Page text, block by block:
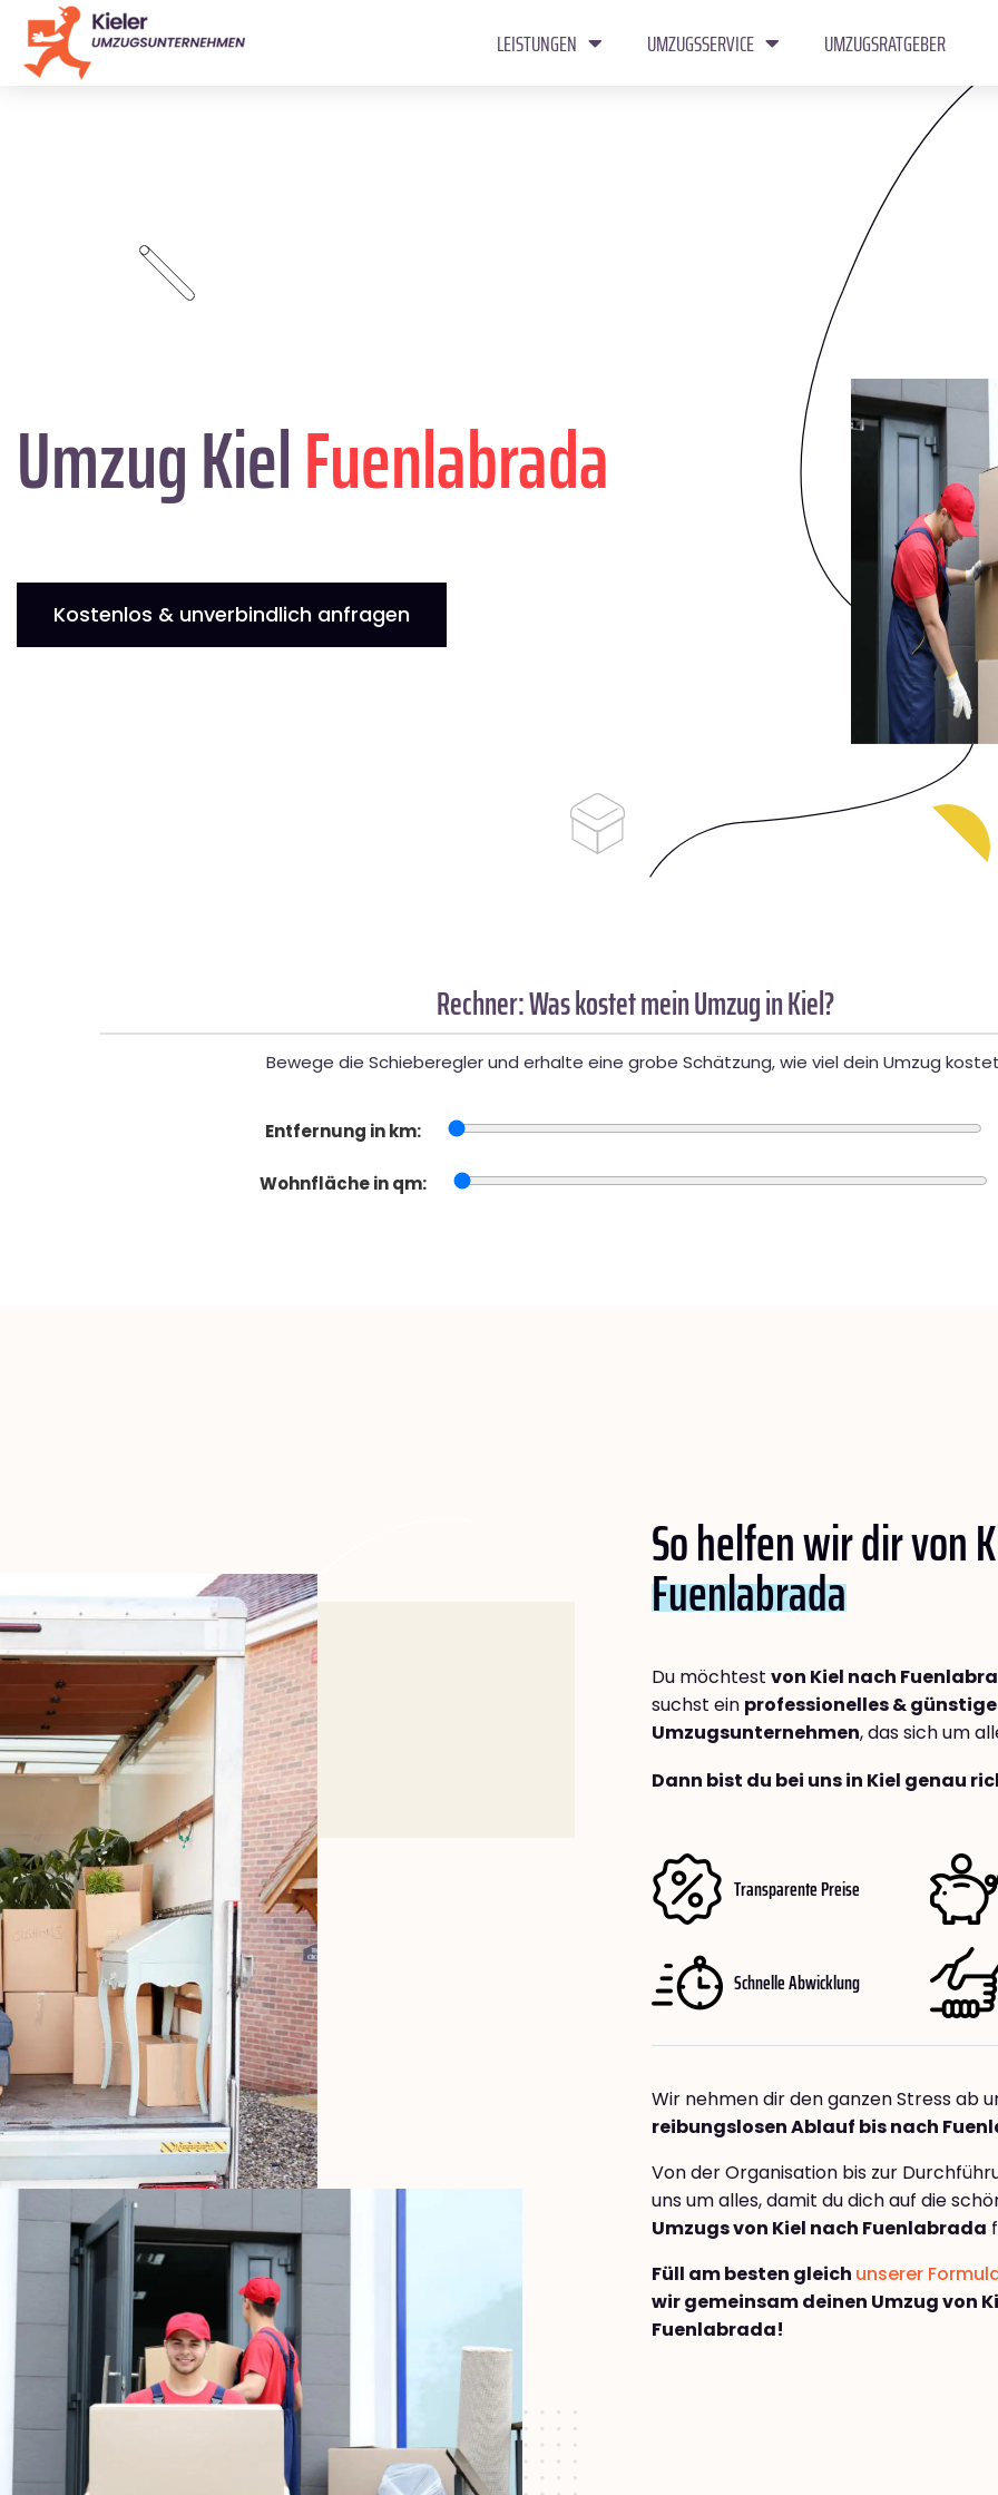
LEISTUNGEN UMZUGSSERVICE UMZUGSRATGEBER
Umzug KielFuenlabrada
Kostenlos & unverbindlich anfragen
Rechner: Was kostet mein Umzug in Kiel?
Bewege die Schieberegler und erhalte eine grobe Schätzung, wie viel dein Umzug
Entfernung in km:
Wohnfläche in qm:
So helfen wir dir von
Fuenlabrada
Du möchtest von Kiel nach
suchst ein professionelles &
Umzugsunternehmen, das sich um
Dann bist du bei uns in Kiel genau
Transparente Preise
Schnelle Abwicklung
Wir nehmen dir den ganzen Stress ab
reibungslosen Ablauf bis nach
Von der Organisation bis zur
uns um alles, damit du dich auf die
Umzugs von Kiel nach Fuenlabrada
Füll am besten gleich unserer
wir gemeinsam deinen Umzug von
Fuenlabrada!